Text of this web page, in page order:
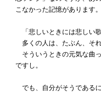
こなかった記憶があります
「悲しいときには悲しい
多くの人は、たぶん、そ
そういうときの元気な曲
ですし。
でも、自分がそうである